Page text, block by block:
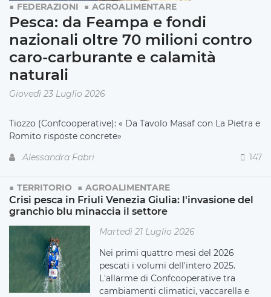
FEDERAZIONI AGROALIMENTARE
Pesca: da Feampa e fondi
nazionali oltre 70 milioni contro
caro-carburante e calamità
naturali
Giovedì 23 Luglio 2026
Tiozzo (Confcooperative): « Da Tavolo Masaf con La Pietra e
Romito risposte concrete»
Alessandra Fabri
147
TERRITORIO AGROALIMENTARE
Crisi pesca in Friuli Venezia Giulia: l'invasione del
granchio blu minaccia il settore
Martedì 21 Luglio 2026
Nei primi quattro mesi del 2026
pescati i volumi dell'intero 2025.
L'allarme di Confcooperative tra
cambiamenti climatici, vaccarella e